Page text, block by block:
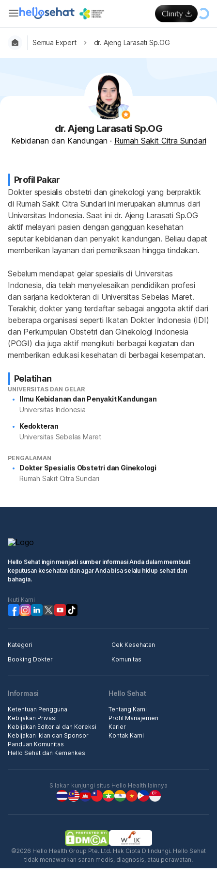
Semua Expert dr. Ajeng Larasati Sp.OG
dr. Ajeng Larasati Sp.OG
Kebidanan dan Kandungan · Rumah Sakit Citra Sundari
Profil Pakar
Dokter spesialis obstetri dan ginekologi yang berpraktik
di Rumah Sakit Citra Sundari ini merupakan alumnus dari
Universitas Indonesia. Saat ini dr. Ajeng Larasati Sp.OG
aktif melayani pasien dengan gangguan kesehatan
seputar kebidanan dan penyakit kandungan. Beliau dapat
memberikan layanan dari pemeriksaan hingga tindakan.
Sebelum mendapat gelar spesialis di Universitas
Indonesia, dia telah menyelesaikan pendidikan profesi
dan sarjana kedokteran di Universitas Sebelas Maret.
Terakhir, dokter yang terdaftar sebagai anggota aktif dari
beberapa organisasi seperti Ikatan Dokter Indonesia (IDI)
dan Perkumpulan Obstetri dan Ginekologi Indonesia
(POGI) dia juga aktif mengikuti berbagai kegiatan dan
memberikan edukasi kesehatan di berbagai kesempatan.
Pelatihan
UNIVERSITAS DAN GELAR
Ilmu Kebidanan dan Penyakit Kandungan
Universitas Indonesia
Kedokteran
Universitas Sebelas Maret
PENGALAMAN
Dokter Spesialis Obstetri dan Ginekologi
Rumah Sakit Citra Sundari
Hello Sehat ingin menjadi sumber informasi Anda dalam membuat
keputusan kesehatan dan agar Anda bisa selalu hidup sehat dan
bahagia.
Ikuti Kami
Kategori
Cek Kesehatan
Booking Dokter
Komunitas
Informasi
Ketentuan Pengguna
Kebijakan Privasi
Kebijakan Editorial dan Koreksi
Kebijakan Iklan dan Sponsor
Panduan Komunitas
Hello Sehat dan Kemenkes
Hello Sehat
Tentang Kami
Profil Manajemen
Karier
Kontak Kami
Silakan kunjungi situs Hello Health lainnya
©2026 Hello Health Group Pte. Ltd. Hak Cipta Dilindungi. Hello Sehat
tidak menawarkan saran medis, diagnosis, atau perawatan.